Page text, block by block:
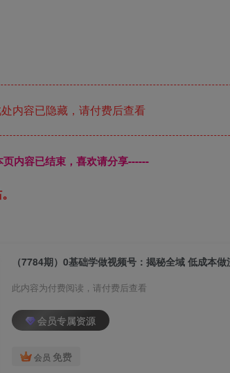
内容已隐藏，请付费后查看
页内容已结束，喜欢请分享------
此内容为付费阅读，请付费后查看
会员专属资源
会员 免费